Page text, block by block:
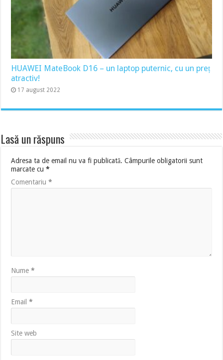
HUAWEI MateBook D16 – un laptop puternic, cu un preț
atractiv!
17 august 2022
Lasă un răspuns
Adresa ta de email nu va fi publicată. Câmpurile obligatorii sunt
marcate cu*
Comentariu*
Nume*
Email*
Site web